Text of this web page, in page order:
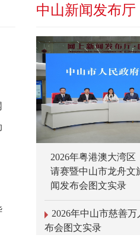
中山新闻发布厅
2026年粤港澳大湾区
请赛暨中山市龙舟文
闻发布会图文实录
2026年中山市慈善万
布会图文实录
2026年中山市“百千
啡·音乐节新闻发布会